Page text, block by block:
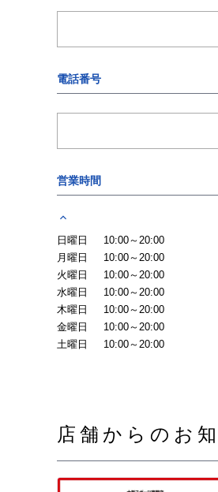
電話番号
営業時間
日曜日
10:00～20:00
月曜日
10:00～20:00
火曜日
10:00～20:00
水曜日
10:00～20:00
木曜日
10:00～20:00
金曜日
10:00～20:00
土曜日
10:00～20:00
店舗からのお